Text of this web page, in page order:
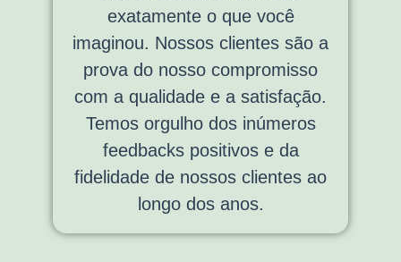
exatamente o que você
imaginou. Nossos clientes são a
prova do nosso compromisso
com a qualidade e a satisfação.
Temos orgulho dos inúmeros
feedbacks positivos e da
fidelidade de nossos clientes ao
longo dos anos.